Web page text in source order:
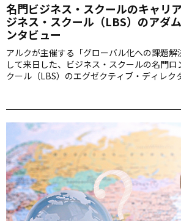
名門ビジネス・スクールのキャリ
ジネス・スクール（LBS）のアダ
ンタビュー
アルクが主催する「グローバル化への課題解
して来日した、ビジネス・スクールの名門
クール（LBS）のエグゼクティブ・ディレク
ル氏へのインタビュー。日本からの参加者